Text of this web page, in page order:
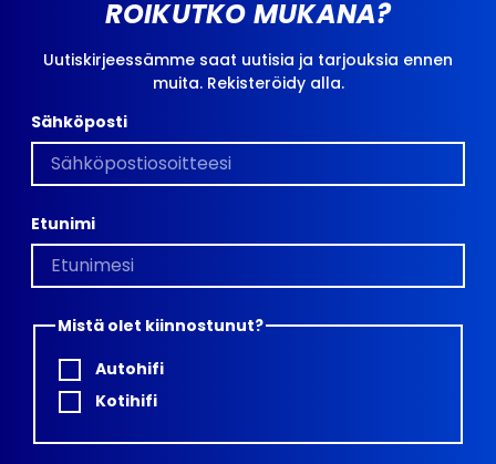
ROIKUTKO MUKANA?
Uutiskirjeessämme saat uutisia ja tarjouksia ennen
muita. Rekisteröidy alla.
Sähköposti
Etunimi
Mistä olet kiinnostunut?
Autohifi
Kotihifi